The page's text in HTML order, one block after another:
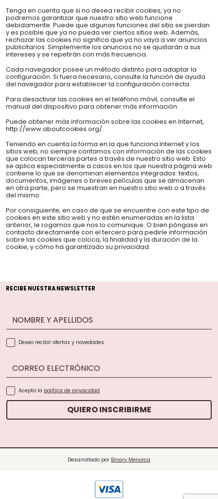
Tenga en cuenta que si no desea recibir cookies, ya no
podremos garantizar que nuestro sitio web funcione
debidamente. Puede que algunas funciones del sitio se pierdan
y es posible que ya no pueda ver ciertos sitios web. Además,
rechazar las cookies no significa que ya no vaya a ver anuncios
publicitarios. Simplemente los anuncios no se ajustarán a sus
intereses y se repetirán con más frecuencia.
Cada navegador posee un método distinto para adaptar la
configuración. Si fuera necesario, consulte la función de ayuda
del navegador para establecer la configuración correcta.
Para desactivar las cookies en el teléfono móvil, consulte el
manual del dispositivo para obtener más información.
Puede obtener más información sobre las cookies en Internet,
http://www.aboutcookies.org/.
Teniendo en cuenta la forma en la que funciona Internet y los
sitios web, no siempre contamos con información de las cookies
que colocan terceras partes a través de nuestro sitio web. Esto
se aplica especialmente a casos en los que nuestra página web
contiene lo que se denominan elementos integrados: textos,
documentos, imágenes o breves películas que se almacenan
en otra parte, pero se muestran en nuestro sitio web o a través
del mismo.
Por consiguiente, en caso de que se encuentre con este tipo de
cookies en este sitio web y no estén enumeradas en la lista
anterior, le rogamos que nos lo comunique. O bien póngase en
contacto directamente con el tercero para pedirle información
sobre las cookies que coloca, la finalidad y la duración de la
cookie, y cómo ha garantizado su privacidad.
RECIBE NUESTRA NEWSLETTER
NOMBRE Y APELLIDOS
Deseo recibir ofertas y novedades
CORREO ELECTRÓNICO
Acepto la política de privacidad
QUIERO INSCRIBIRME
Desarrollado por Binary Menorca